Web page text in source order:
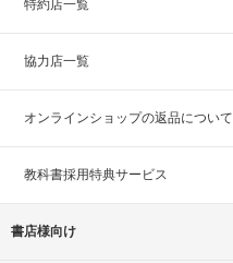
特約店一覧
協力店一覧
オンラインショップの返品について
教科書採用特典サービス
書店様向け